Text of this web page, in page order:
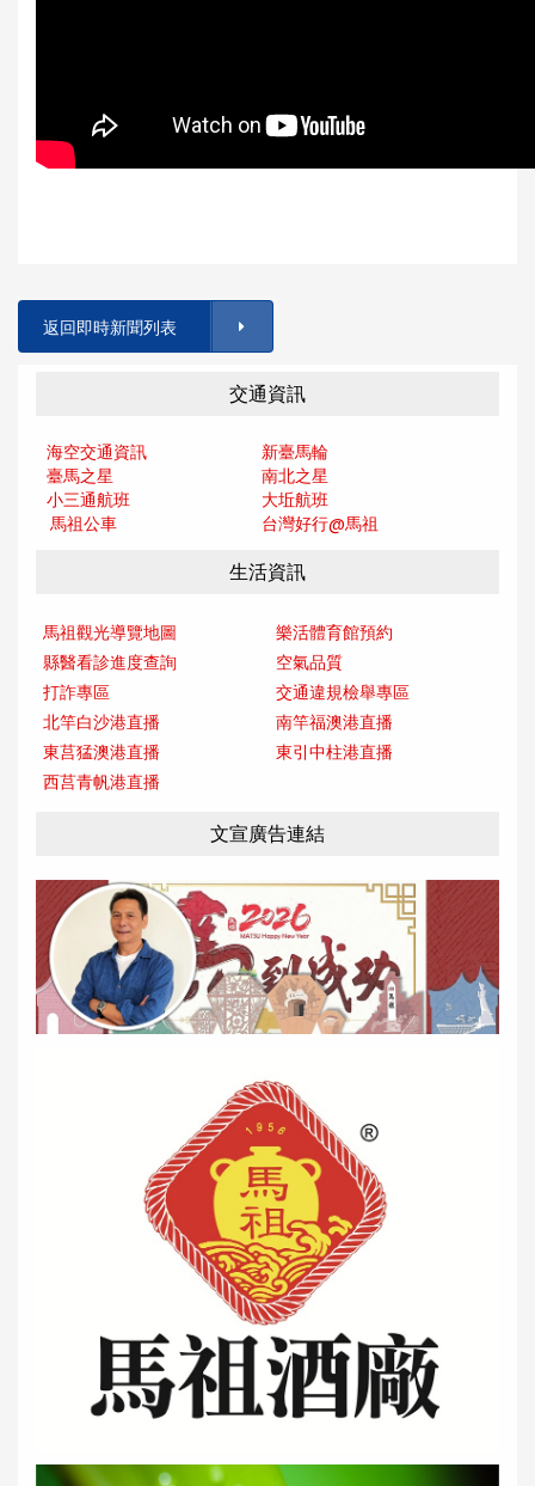
返回即時新聞列表
交通資訊
海空交通資訊
新臺馬輪
臺馬之星
南北之星
小三通航班
大坵航班
馬祖公車
台灣好行@馬祖
生活資訊
馬祖觀光導覽地圖
樂活體育館預約
縣醫看診進度查詢
空氣品質
打詐專區
交通違規檢舉專區
北竿白沙港直播
南竿福澳港直播
東莒猛澳港直播
東引中柱港直播
西莒青帆港直播
文宣廣告連結